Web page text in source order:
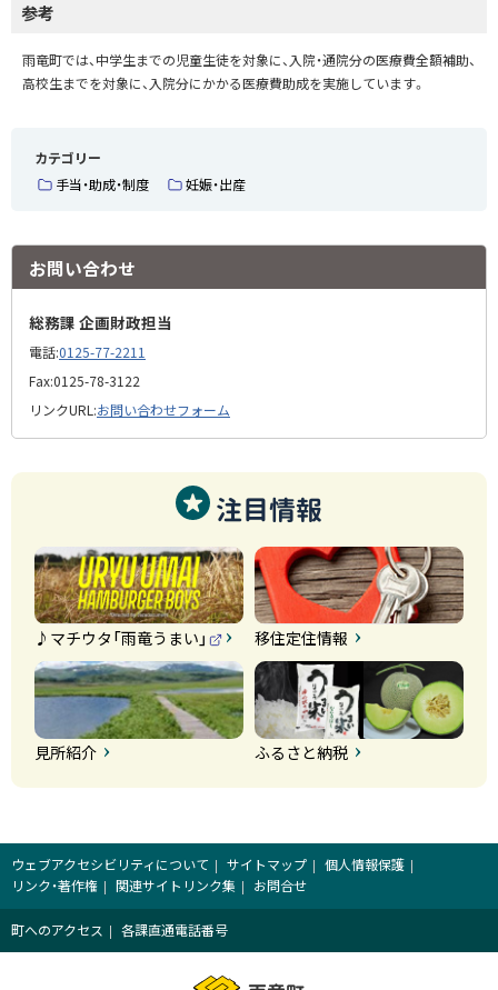
参考
雨竜町では、中学生までの児童生徒を対象に、入院・通院分の医療費全額補助、
高校生までを対象に、入院分にかかる医療費助成を実施しています。
カテゴリー
手当・助成・制度
妊娠・出産
お問い合わせ
総務課 企画財政担当
電話:0125-77-2211
Fax:0125-78-3122
リンクURL:お問い合わせフォーム
注目情報
♪マチウタ「雨竜うまい」
外
部
サ
イ
ト
移住定住情報
見所紹介 ふるさと納税
ウェブアクセシビリティについて サイトマップ
個人情報保護
リンク・著作権
関連サイトリンク集 お問合せ
町へのアクセス 各課直通電話番号